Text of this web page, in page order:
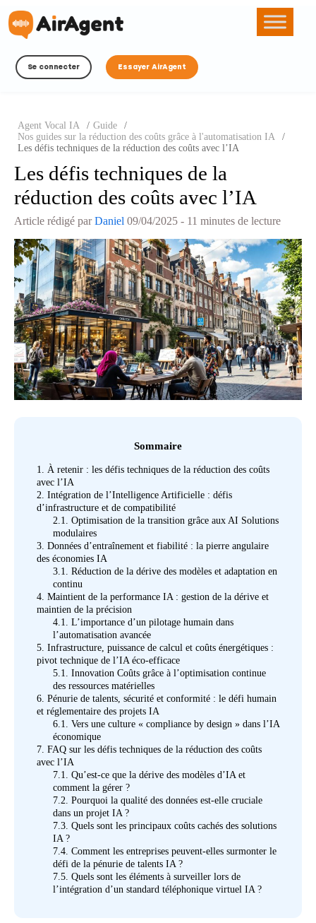
Se connecter Essayer AirAgent
Agent Vocal IA / Guide
/
Nos guides sur la réduction des coûts grâce à l'automatisation IA
/
Les défis techniques de la réduction des coûts avec l’IA
Les défis techniques de la
réduction des coûts avec l’IA
Article rédigé parDaniel 09/04/2025 - 11 minutes de lecture
Sommaire
1. À retenir : les défis techniques de la réduction des coûts
avec l’IA
2. Intégration de l’Intelligence Artificielle : défis
d’infrastructure et de compatibilité
2.1. Optimisation de la transition grâce aux AI Solutions
modulaires
3. Données d’entraînement et fiabilité : la pierre angulaire
des économies IA
3.1. Réduction de la dérive des modèles et adaptation en
continu
4. Maintient de la performance IA : gestion de la dérive et
maintien de la précision
4.1. L’importance d’un pilotage humain dans
l’automatisation avancée
5. Infrastructure, puissance de calcul et coûts énergétiques :
pivot technique de l’IA éco-efficace
5.1. Innovation Coûts grâce à l’optimisation continue
des ressources matérielles
6. Pénurie de talents, sécurité et conformité : le défi humain
et réglementaire des projets IA
6.1. Vers une culture « compliance by design » dans l’IA
économique
7. FAQ sur les défis techniques de la réduction des coûts
avec l’IA
7.1. Qu’est-ce que la dérive des modèles d’IA et
comment la gérer ?
7.2. Pourquoi la qualité des données est-elle cruciale
dans un projet IA ?
7.3. Quels sont les principaux coûts cachés des solutions
IA ?
7.4. Comment les entreprises peuvent-elles surmonter le
défi de la pénurie de talents IA ?
7.5. Quels sont les éléments à surveiller lors de
l’intégration d’un standard téléphonique virtuel IA ?